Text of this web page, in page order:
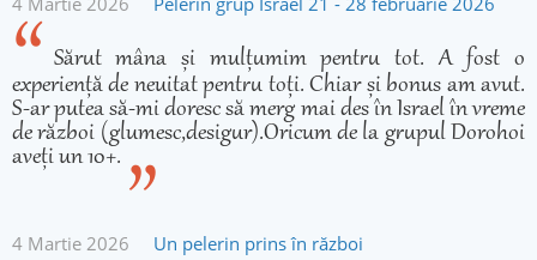
Sărut mâna și mulțumim pentru tot. A fost o
experiență de neuitat pentru toți. Chiar și bonus am avut.
S-ar putea să-mi doresc să merg mai des în Israel în vreme
de război (glumesc,desigur).Oricum de la grupul Dorohoi
aveți un 10+.
4 Martie 2026 Un pelerin prins în război